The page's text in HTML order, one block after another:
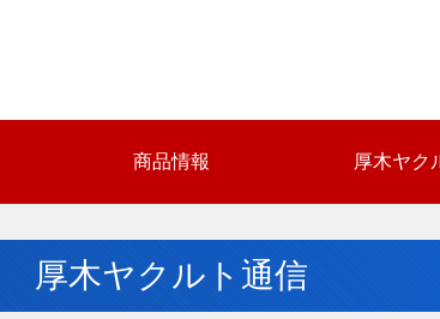
商品情報 厚木ヤク
厚木ヤクルト通信